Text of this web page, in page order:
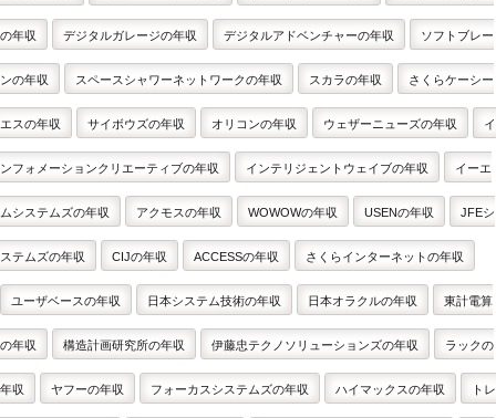
の年収 デジタルガレージの年収 デジタルアドベンチャーの年収 ソフトブレー
ンの年収 スペースシャワーネットワークの年収 スカラの年収 さくらケーシー
エスの年収 サイボウズの年収 オリコンの年収 ウェザーニューズの年収 イ
ンフォメーションクリエーティブの年収 インテリジェントウェイブの年収 イーエ
ムシステムズの年収 アクモスの年収 WOWOWの年収 USENの年収 JFEシ
ステムズの年収 CIJの年収 ACCESSの年収 さくらインターネットの年収
ユーザベースの年収 日本システム技術の年収 日本オラクルの年収 東計電算
の年収 構造計画研究所の年収 伊藤忠テクノソリューションズの年収 ラックの
年収 ヤフーの年収 フォーカスシステムズの年収 ハイマックスの年収 トレ